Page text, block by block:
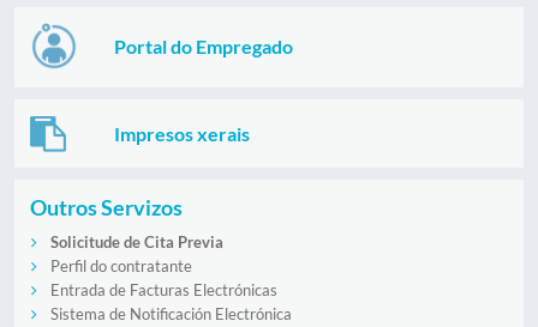
Portal do Empregado
Impresos xerais
Outros Servizos
Solicitude de Cita Previa
Perfil do contratante
Entrada de Facturas Electrónicas
Sistema de Notificación Electrónica